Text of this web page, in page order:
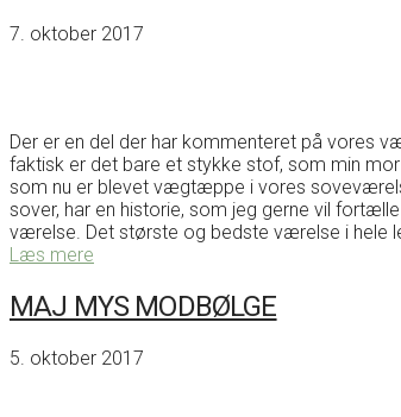
7. oktober 2017
Der er en del der har kommenteret på
faktisk er det bare et stykke stof, som min
som nu er blevet vægtæppe i vores
sover, har en historie, som jeg gerne vil
værelse. Det største og bedste værelse i hele
Læs mere
MAJ MYS MODBØLGE
5. oktober 2017